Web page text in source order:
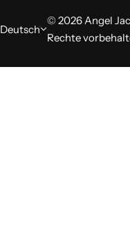
Deutsch
© 2026 Angel
Rechte